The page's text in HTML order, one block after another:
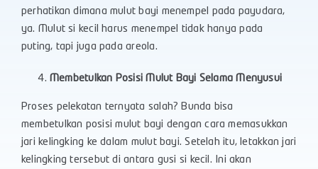
perhatikan dimana mulut bayi menempel pada payudara,
ya. Mulut si kecil harus menempel tidak hanya pada
puting, tapi juga pada areola.
Membetulkan Posisi Mulut Bayi Selama Menyusui
Proses pelekatan ternyata salah? Bunda bisa
membetulkan posisi mulut bayi dengan cara memasukkan
jari kelingking ke dalam mulut bayi. Setelah itu, letakkan jari
kelingking tersebut di antara gusi si kecil. Ini akan